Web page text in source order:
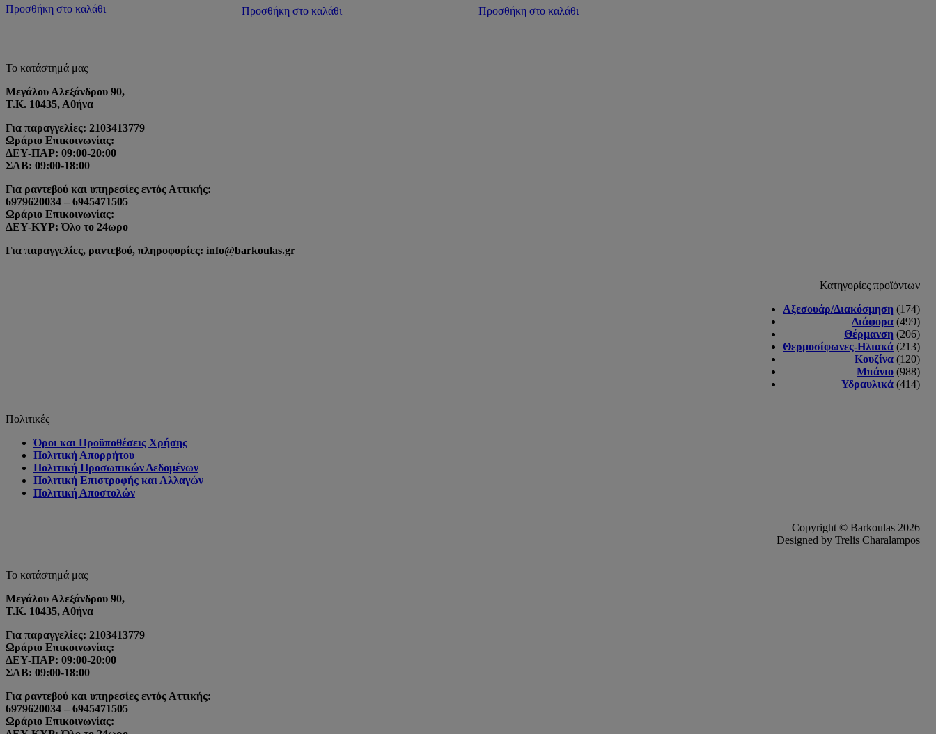
Προσθήκη στο καλάθι Προσθήκη στο καλάθι Προσθήκη στο καλάθι
Το κατάστημά μας
Μεγάλου Αλεξάνδρου 90,
Τ.Κ. 10435, Αθήνα
Για παραγγελίες: 2103413779
Ωράριο Επικοινωνίας:
ΔΕΥ-ΠΑΡ: 09:00-20:00
ΣΑΒ: 09:00-18:00
Για ραντεβού και υπηρεσίες εντός Αττικής:
6979620034 – 6945471505
Ωράριο Επικοινωνίας:
ΔΕΥ-ΚΥΡ: Όλο το 24ωρο
Για παραγγελίες, ραντεβού, πληροφορίες: info@barkoulas.gr
Κατηγορίες προϊόντων
Αξεσουάρ/Διακόσμηση (174)
Διάφορα (499)
Θέρμανση (206)
Θερμοσίφωνες-Ηλιακά (213)
Κουζίνα (120)
Μπάνιο (988)
Υδραυλικά (414)
Πολιτικές
Όροι και Προϋποθέσεις Χρήσης
Πολιτική Απορρήτου
Πολιτική Προσωπικών Δεδομένων
Πολιτική Επιστροφής και Αλλαγών
Πολιτική Αποστολών
Copyright © Barkoulas 2026
Designed by Trelis Charalampos
Το κατάστημά μας
Μεγάλου Αλεξάνδρου 90,
Τ.Κ. 10435, Αθήνα
Για παραγγελίες: 2103413779
Ωράριο Επικοινωνίας:
ΔΕΥ-ΠΑΡ: 09:00-20:00
ΣΑΒ: 09:00-18:00
Για ραντεβού και υπηρεσίες εντός Αττικής:
6979620034 – 6945471505
Ωράριο Επικοινωνίας: